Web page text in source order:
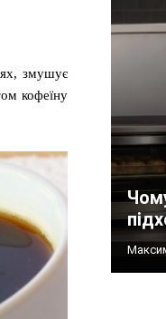
змушує
кофеїну
Максим